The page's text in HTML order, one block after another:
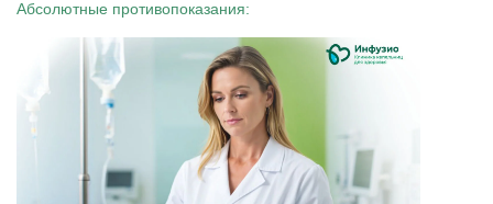
Абсолютные противопоказания: